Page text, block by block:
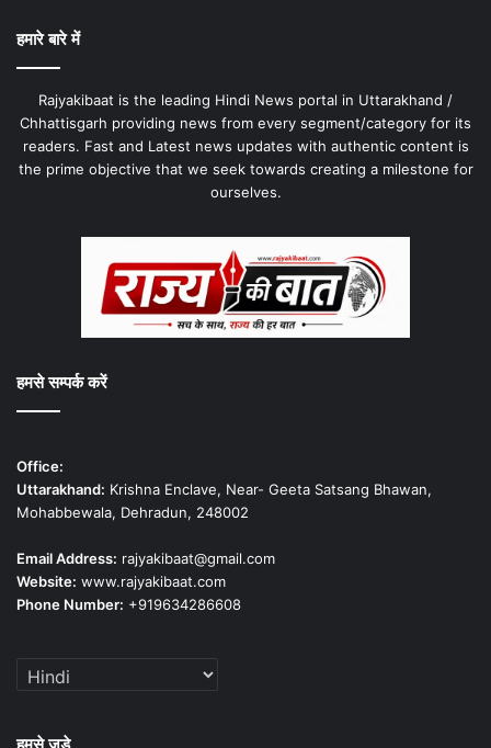
हमारे बारे में
Rajyakibaat is the leading Hindi News portal in Uttarakhand /
Chhattisgarh providing news from every segment/category for its
readers. Fast and Latest news updates with authentic content is
the prime objective that we seek towards creating a milestone for
ourselves.
हमसे सम्पर्क करें
Office:
Uttarakhand: Krishna Enclave, Near- Geeta Satsang Bhawan,
Mohabbewala, Dehradun, 248002
Email Address: rajyakibaat@gmail.com
Website: www.rajyakibaat.com
Phone Number: +919634286608